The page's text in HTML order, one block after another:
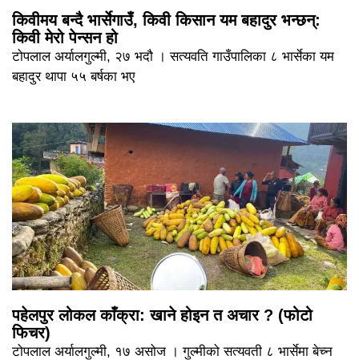
किवीमय बन्दै भार्सेगाउँ, किवी किसान यम बहादुर भन्छन्:
किवी मेरो पेन्सन हो
टोपलाल अर्यालगुल्मी, २७ भदौ । सत्यवति गाउँपालिका ८ भार्सेका यम
बहादुर थापा ५५ बर्षका भए
पहेलपुर लोकल काँक्रा: खाने होइन त अचार ? (फोटो
फिचर)
टोपलाल अर्यालगुल्मी, १७ असोज । गुल्मीको सत्यवती ८ भार्सेमा बेच्न